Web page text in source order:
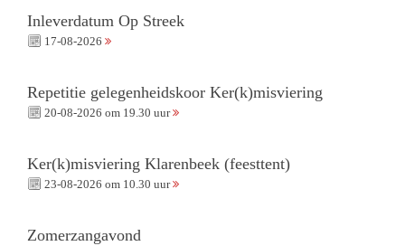
Inleverdatum Op Streek
17-08-2026
Repetitie gelegenheidskoor Ker(k)misviering
20-08-2026 om 19.30 uur
Ker(k)misviering Klarenbeek (feesttent)
23-08-2026 om 10.30 uur
Zomerzangavond